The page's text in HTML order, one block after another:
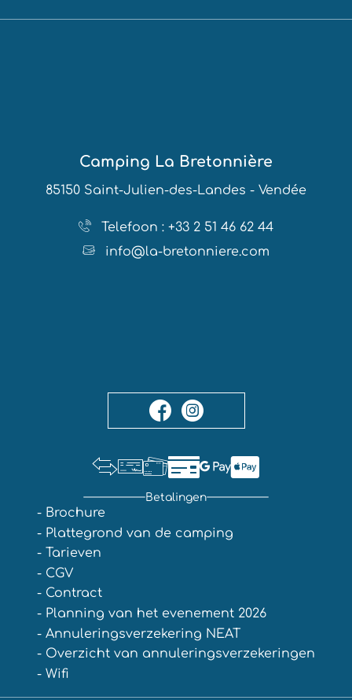
Camping La Bretonnière
85150 Saint-Julien-des-Landes - Vendée
Telefoon : +33 2 51 46 62 44
info@la-bretonniere.com
Betalingen
- Brochure
- Plattegrond van de camping
- Tarieven
- CGV
- Contract
- Planning van het evenement 2026
- Annuleringsverzekering NEAT
- Overzicht van annuleringsverzekeringen
- Wifi